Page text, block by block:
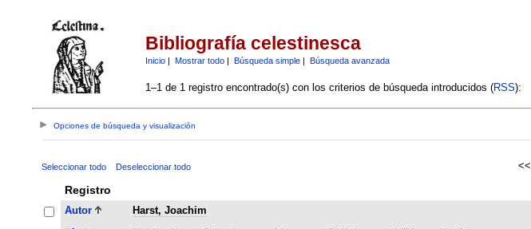
Bibliografía celestinesca
Inicio| Mostrar todo| Búsqueda simple| Búsqueda avanzada
1–1 de 1 registro encontrado(s) con los criterios de búsqueda introducidos (RSS):
Opciones de búsqueda y visualización
Seleccionar todo Deseleccionar todo <<
Registro
Autor
Harst, Joachim